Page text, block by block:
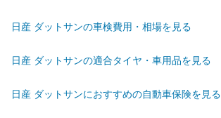
後輪サイズ 215R15-8PRLT -
WLTC - -
WLTC/郊外 -
日産 ダットサンの車検費用・相場を見る
日産 ダットサンの適合タイヤ・車用品を見る
日産 ダットサンにおすすめの自動車保険を見る